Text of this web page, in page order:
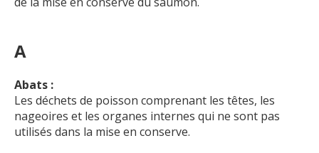
A
Abats :
Les déchets de poisson comprenant les têtes, les
nageoires et les organes internes qui ne sont pas
utilisés dans la mise en conserve.